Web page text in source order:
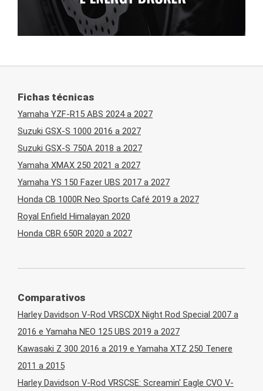
Fichas técnicas
Yamaha YZF-R15 ABS 2024 a 2027
Suzuki GSX-S 1000 2016 a 2027
Suzuki GSX-S 750A 2018 a 2027
Yamaha XMAX 250 2021 a 2027
Yamaha YS 150 Fazer UBS 2017 a 2027
Honda CB 1000R Neo Sports Café 2019 a 2027
Royal Enfield Himalayan 2020
Honda CBR 650R 2020 a 2027
Comparativos
Harley Davidson V-Rod VRSCDX Night Rod Special 2007 a
2016 e Yamaha NEO 125 UBS 2019 a 2027
Kawasaki Z 300 2016 a 2019 e Yamaha XTZ 250 Tenere
2011 a 2015
Harley Davidson V-Rod VRSCSE: Screamin' Eagle CVO V-